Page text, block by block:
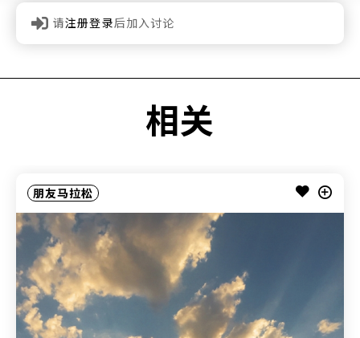
请注册登录后加入讨论
相关
朋友马拉松